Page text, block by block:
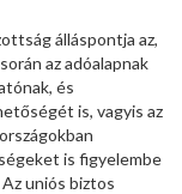
álláspontja az,
az adóalapnak
és
is, vagyis az
is figyelembe
uniós biztos